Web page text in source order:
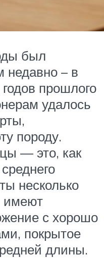
был
недавно – в
прошлого
удалось
породу.
— это, как
несколько
имеют
с хорошо
покрытое
длины.